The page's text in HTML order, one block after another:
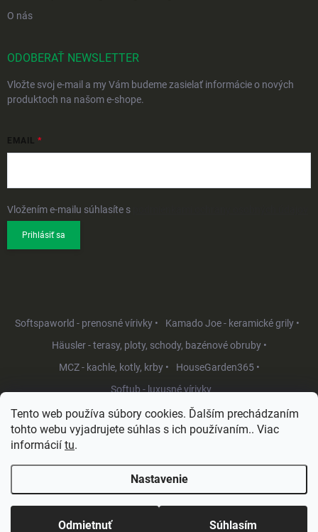
Tento web používa súbory cookies. Ďalším prechádzaním
tohto webu vyjadrujete súhlas s ich používaním.. Viac
informácií tu.
Nastavenie
Odmietnuť Súhlasím
O nás
ODOBERAŤ NEWSLETTER
Vložte svoj e-mail a my Vám budeme zasielať informácie o nových
produktoch na našom e-shope.
EMAIL
Vložením e-mailu súhlasíte s
Prihlásiť sa
Softspaworld - prenosné vírivky •
Kamado Joe - keramické grily •
Häusler - terasy, ploty, schody, bazénové obruby •
MCZ - kachle, kotly, krby •
HouseGarden365 •
Softub - luxusné vírivky
Copyright 2026HouseGarden.sk. Všetky práva vyhradené.Upraviť